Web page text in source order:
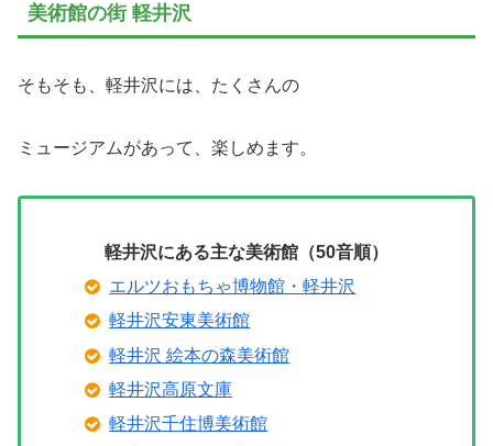
美術館の街 軽井沢
そもそも、軽井沢には、たくさんの
ミュージアムがあって、楽しめます。
軽井沢にある主な美術館（50音順）
エルツおもちゃ博物館・軽井沢
軽井沢安東美術館
軽井沢 絵本の森美術館
軽井沢高原文庫
軽井沢千住博美術館